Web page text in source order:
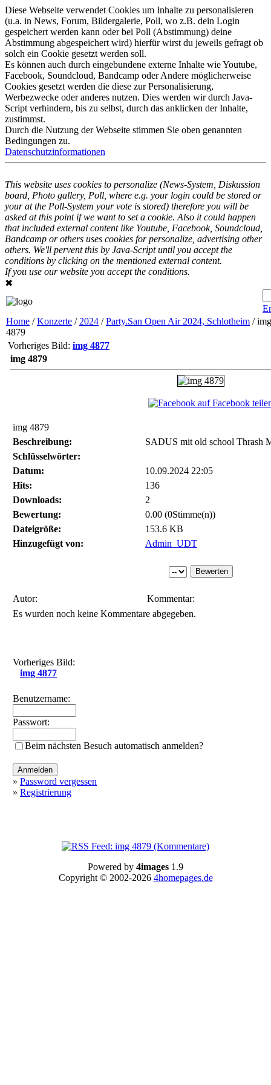
Diese Webseite verwendet Cookies um Inhalte zu personalisieren
(u.a. in News, Forum, Bildergalerie, Poll, wo z.B. dein Login
gespeichert werden kann oder bei Poll (Abstimmung) deine
Abstimmung abgespeichert wird) hierfür wirst du jeweils gefragt ob
solch ein Cookie gesetzt werden soll.
Es können auch durch eingebundene externe Inhalte wie Youtube,
Facebook, Soundcloud, Bandcamp oder Andere möglicherweise
Cookies gesetzt werden die diese zur Personalisierung,
Werbezwecke oder anderes nutzen. Dies werden wir durch Java-
Script verhindern, bis zu selbst, durch das anklicken der Inhalte,
zustimmst.
Durch die Nutzung der Webseite stimmen Sie oben genannten
Bedingungen zu.
Datenschutzinformationen
This website uses cookies to personalize (News-System, Diskussion
board, Photo gallery, Poll, where e.g. your login could be stored or
your at the Poll-System your vote is stored) therefore you will be
asked at this point if we want to set a cookie. Also it could happen
that included external content like Youtube, Facebook, Soundcloud,
Bandcamp or others uses cookies for personalize, advertising other
others. We'll pervent this by Java-Script until you accept the
conditions by clicking on the mentioned external content.
If you use our website you accept the conditions.
✖
Home /Konzerte / 2024 /Party.San Open Air 2024, Schlotheim / img
4879
Vorheriges Bild: img 4877
img 4879
auf Facebook
img 4879
Beschreibung:
SADUS mit old school Thrash
Schlüsselwörter:
Datum:
10.09.2024 22:05
Hits:
136
Downloads:
2
Bewertung:
0.00 (0Stimme(n))
Dateigröße:
153.6 KB
Hinzugefügt von:
Admin_UDT
Autor:
Kommentar:
Es wurden noch keine Kommentare abgegeben.
Vorheriges Bild:
img 4877
Benutzername:
Passwort:
Beim nächsten Besuch automatisch anmelden?
» Password vergessen
» Registrierung
Powered by 4images 1.9
Copyright © 2002-2026 4homepages.de